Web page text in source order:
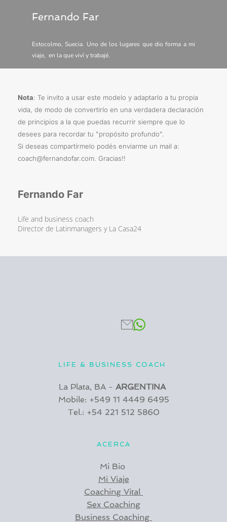
Fernando Far
Estocolmo, Suecia. Uno de los lugares que dio forma a mi
viaje,  en la que viví y trabajé.
Nota: Te invito a usar este modelo y adaptarlo a tu propia
vida, de modo de convertirlo en una verdadera declaración
de principios a la que puedas recurrir siempre que lo
desees para recordar tu "propósito profundo".
Si deseas compartírmelo podés enviarme un mail a:
coach@fernandofar.com. Gracias!!
Fernando Far
Life and business coach
Director de Latinmanagers y La Casa24
LIFE & BUSINESS COACH
La Plata, BA - ARGENTINA
Mobile: +549 11 4449 6495
Tel.: +54 221 512 5860
ACERCA
Mi Bio
Mi Viaje
Coaching Vital
Sex Coaching
Business Coaching